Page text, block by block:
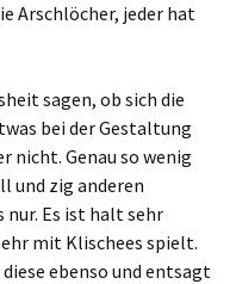
Arschlöcher, jeder hat
sagen, ob sich die
bei der Gestaltung
nicht. Genau so wenig
und zig anderen
nur. Es ist halt sehr
mit Klischees spielt.
ebenso und entsagt